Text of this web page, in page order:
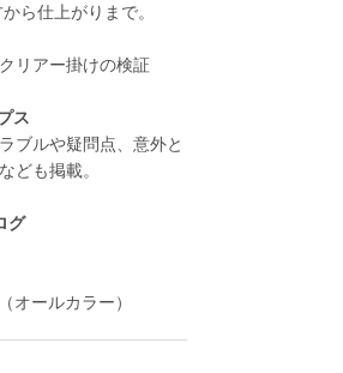
ら仕上がりまで。
リアー掛けの検証
ス
ブルや疑問点、意外と
ども掲載。
グ
オールカラー）